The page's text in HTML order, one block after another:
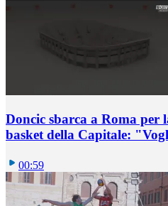
Doncic sbarca a Roma per
basket della Capitale:
00:59